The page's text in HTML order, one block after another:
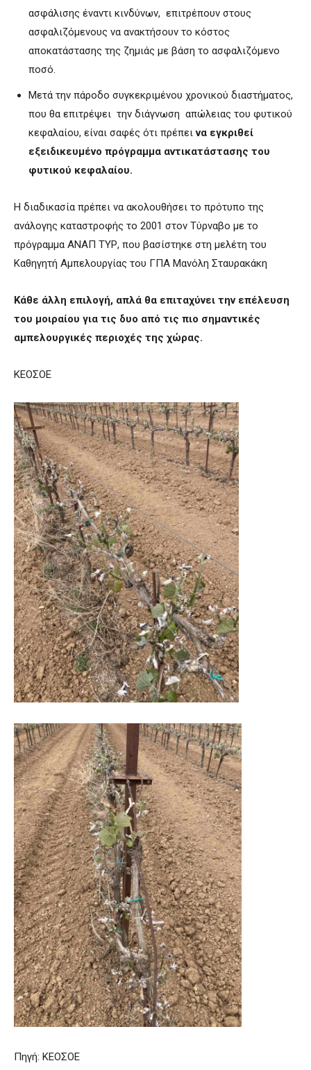
ασφάλισης έναντι κινδύνων, επιτρέπουν στους
ασφαλιζόμενους να ανακτήσουν το κόστος
αποκατάστασης της ζημιάς με βάση το ασφαλιζόμενο
ποσό.
Μετά την πάροδο συγκεκριμένου χρονικού διαστήματος,
που θα επιτρέψει την διάγνωση απώλειας του φυτικού
κεφαλαίου, είναι σαφές ότι πρέπεινα εγκριθεί
εξειδικευμένο πρόγραμμα αντικατάστασης του
φυτικού κεφαλαίου.
Η διαδικασία πρέπει να ακολουθήσει το πρότυπο της
ανάλογης καταστροφής το 2001 στον Τύρναβο με το
πρόγραμμα ΑΝΑΠ ΤΥΡ, που βασίστηκε στη μελέτη του
Καθηγητή Αμπελουργίας του ΓΠΑ Μανόλη Σταυρακάκη
Κάθε άλλη επιλογή, απλά θα επιταχύνει την επέλευση
του μοιραίου για τις δυο από τις πιο σημαντικές
αμπελουργικές περιoχές της χώρας.
ΚΕΟΣΟΕ
Πηγή: ΚΕΟΣΟΕ